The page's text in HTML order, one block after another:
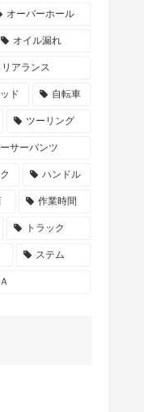
オーバーホール
オイル漏れ
アランス
ド 自転車
ツーリング
サーパンツ
ハンドル
作業時間
トラック
ステム